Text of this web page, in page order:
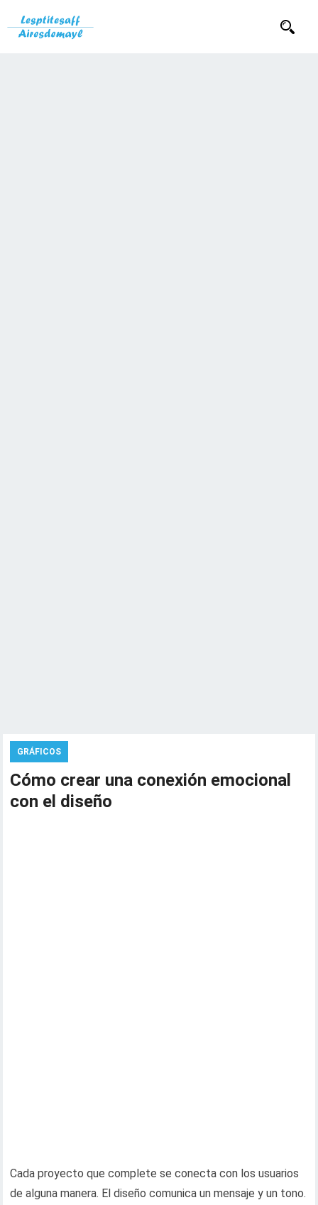
GRÁFICOS
Cómo crear una conexión emocional
con el diseño
Cada proyecto que complete se conecta con los usuarios
de alguna manera. El diseño comunica un mensaje y un tono.